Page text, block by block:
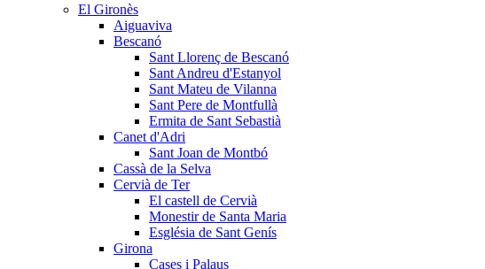
El Gironès
Aiguaviva
Bescanó
Sant Llorenç de Bescanó
Sant Andreu d'Estanyol
Sant Mateu de Vilanna
Sant Pere de Montfullà
Ermita de Sant Sebastià
Canet d'Adri
Sant Joan de Montbó
Cassà de la Selva
Cervià de Ter
El castell de Cervià
Monestir de Santa Maria
Església de Sant Genís
Girona
Cases i Palaus